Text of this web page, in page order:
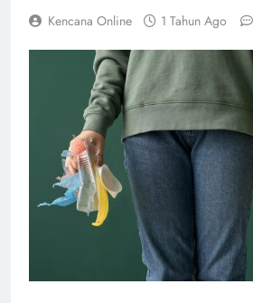
Kencana Online 1 Tahun Ago